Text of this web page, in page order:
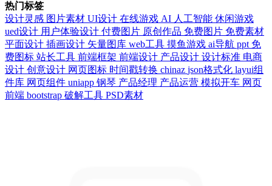
热门标签
设计灵感 图片素材 UI设计 在线游戏 AI 人工智能 休闲游戏
ued设计 用户体验设计 付费图片 原创作品 免费图片 免费素材
平面设计 插画设计 矢量图库 web工具 摸鱼游戏 ai导航 ppt 免
费图标 站长工具 前端框架 前端设计 产品设计 设计标准 电商
设计 创意设计 网页图标 时间戳转换 chinaz json格式化 layui组
件库 网页组件 uniapp 钢琴 产品经理 产品运营 模拟开车 网页
前端 bootstrap 破解工具 PSD素材